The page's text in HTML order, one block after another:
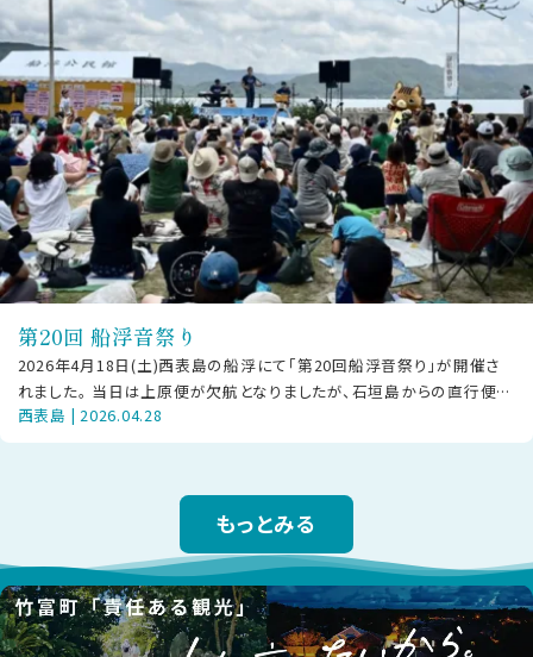
第20回 船浮音祭り
2026年4月18日(土)西表島の船浮にて「第20回船浮音祭り」が開催さ
れました。 当日は上原便が欠航となりましたが、石垣島からの直行便や
大原経由で駆けつけた方
西表島 | 2026.04.28
もっとみる